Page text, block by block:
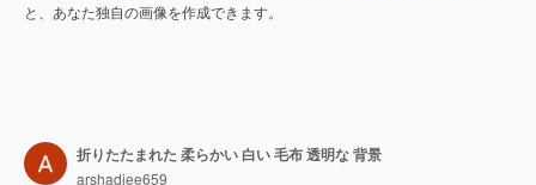
と、あなた独自の画像を作成できます。
折りたたまれた 柔らかい 白い 毛布 透明な 背景
arshadjee659